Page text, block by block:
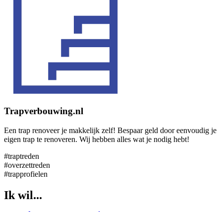
Trapverbouwing.nl
Een trap renoveer je makkelijk zelf! Bespaar geld door eenvoudig je
eigen trap te renoveren. Wij hebben alles wat je nodig hebt!
#traptreden
#overzettreden
#trapprofielen
Ik wil...